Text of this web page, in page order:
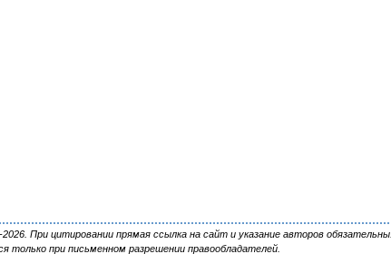
При цитировании прямая ссылка на сайт и указание авторов обязательны.
только при письменном разрешении правообладателей.